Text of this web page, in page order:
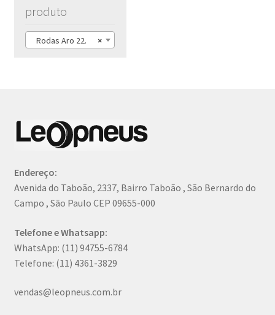
produto
×
Rodas Aro 22.
Endereço:
Avenida do Taboão, 2337, Bairro Taboão , São Bernardo do
Campo , São Paulo CEP 09655-000
Telefone e Whatsapp:
WhatsApp: (11) 94755-6784
Telefone: (11) 4361-3829
vendas@leopneus.com.br